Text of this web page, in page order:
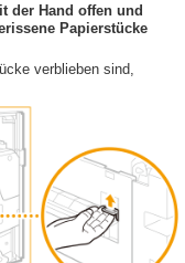
der Hand offen und
Papierstücke
verblieben sind,